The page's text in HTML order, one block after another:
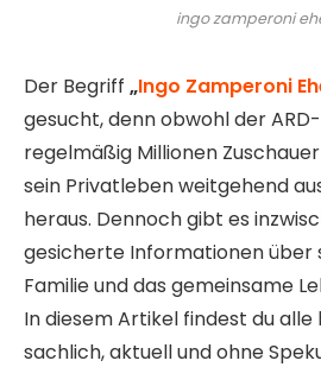
ingo zamperoni
Der Begriff „Ingo Zamperoni
gesucht, denn obwohl der
regelmäßig Millionen
sein Privatleben weitgehend
heraus. Dennoch gibt es
gesicherte Informationen über
Familie und das gemeinsame
In diesem Artikel findest du
sachlich, aktuell und ohne